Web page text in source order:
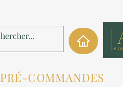
PRÉ-COMMANDES